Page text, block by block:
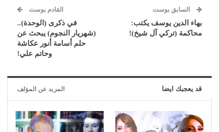
السابق بوست
بهاء الدين يوسف يكتب:
محاكمة (تركي آل شيخ)!
القادم بوست
في ذكرى (الوحدة)..
(شهريار النجوم) يبحث عن
حلم أسامة أنور عكاشة
وحاتم علي!
قد يعجبك ايضا المزيد عن المؤلف